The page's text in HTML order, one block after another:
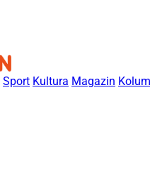
Sport Kultura Magazin